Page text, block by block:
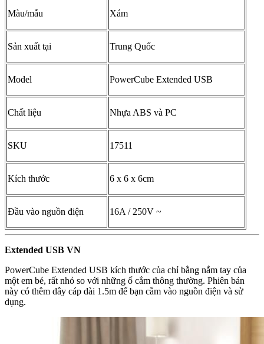
Màu/mẫu Xám
Sản xuất tại Trung Quốc
Model PowerCube Extended USB
Chất liệu Nhựa ABS và PC
SKU 17511
Kích thước 6 x 6 x 6cm
Đầu vào nguồn điện 16A / 250V ~
Extended USB VN
PowerCube Extended USB kích thước của chỉ bằng nắm tay của
một em bé, rất nhỏ so với những ổ cắm thông thường. Phiên bản
này có thêm dây cáp dài 1.5m để bạn cắm vào nguồn điện và sử
dụng.